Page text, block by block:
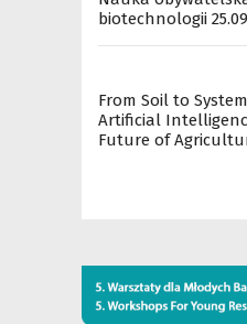
biotechnologii
From Soil to
Artificial
Future of